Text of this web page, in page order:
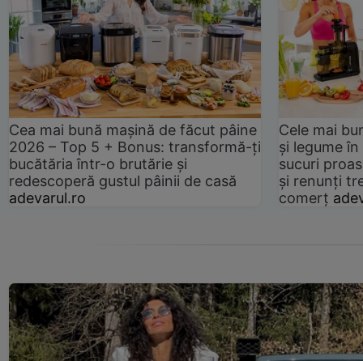
Cea mai bună mașină de făcut pâine
2026 – Top 5 + Bonus: transformă-ți
bucătăria într-o brutărie și
redescoperă gustul pâinii de casă
adevarul.ro
Cele mai
și legume
sucuri
și renunți
comerț